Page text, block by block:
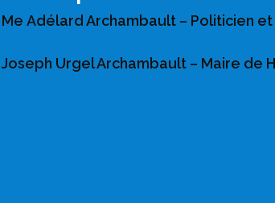
Me Adélard Archambault – Politicien
Joseph Urgel Archambault – Maire de